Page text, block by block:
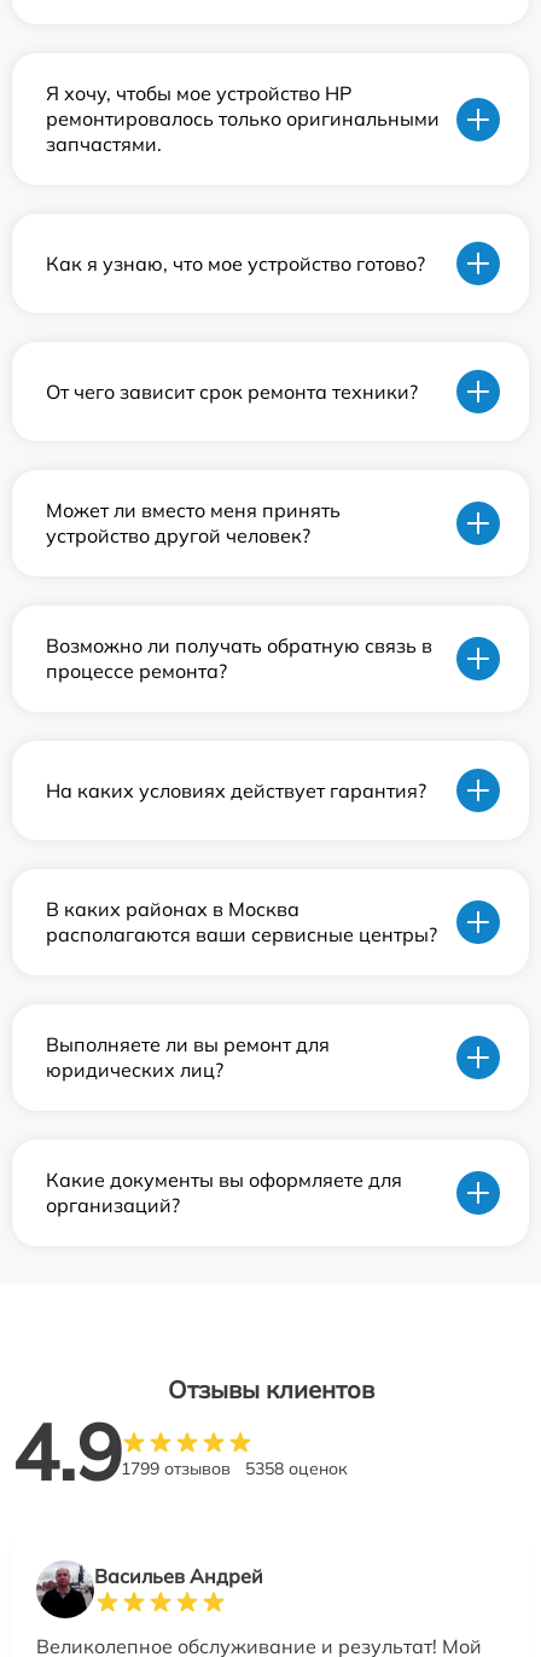
Я хочу, чтобы мое устройство HP
ремонтировалось только оригинальными
запчастями.
Как я узнаю, что мое устройство готово?
От чего зависит срок ремонта техники?
Может ли вместо меня принять
устройство другой человек?
Возможно ли получать обратную связь в
процессе ремонта?
На каких условиях действует гарантия?
В каких районах в Москва
располагаются ваши сервисные центры?
Выполняете ли вы ремонт для
юридических лиц?
Какие документы вы оформляете для
организаций?
Отзывы клиентов
4.91799 отзывов 5358 оценок
Васильев Андрей
Великолепное обслуживание и результат! Мой